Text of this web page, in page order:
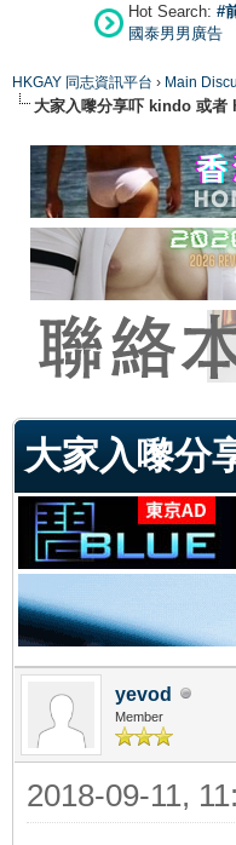
Hot Search: #
國泰男男廣告
HKGAY 同志資訊平台 › Main
大家入嚟分享吓 kindo 或者
大家入嚟分
yevod
Member
2018-09-11,